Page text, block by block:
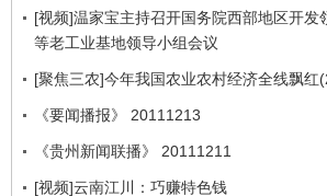
[视频]温家宝主持召开国务院西部地区开
等老工业基地领导小组会议
[聚焦三农]今年我国农业农村经济全线飘红
《要闻播报》 20111213
《贵州新闻联播》 20111211
[视频]云南江川：巧赚特色钱